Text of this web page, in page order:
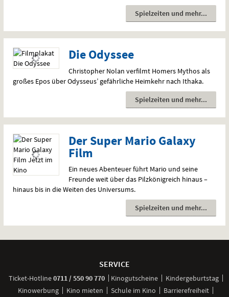
Spielzeiten und mehr
Die Odyssee
Christopher Nolan verfilmt Homers Mythos als
großes Epos über Odysseus’ gefährliche Heimkehr nach Ithaka.
Spielzeiten und mehr
Der Super Mario Galaxy
Film
Ein neues Abenteuer führt Mario und seine
Freunde weit über das Pilzkönigreich hinaus –
hinaus bis in die Weiten des Universums.
Spielzeiten und mehr
SERVICE
Ticket-Hotline0711 / 550 90 770anrufen
Kinogutscheine
Kindergeburtstag
Kinowerbung
Kino mieten Schule im Kino Barrierefreiheit